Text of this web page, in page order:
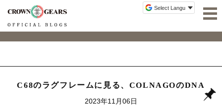
C68のラグフレームに見る、COLNAGOのDNA
2023年11月06日